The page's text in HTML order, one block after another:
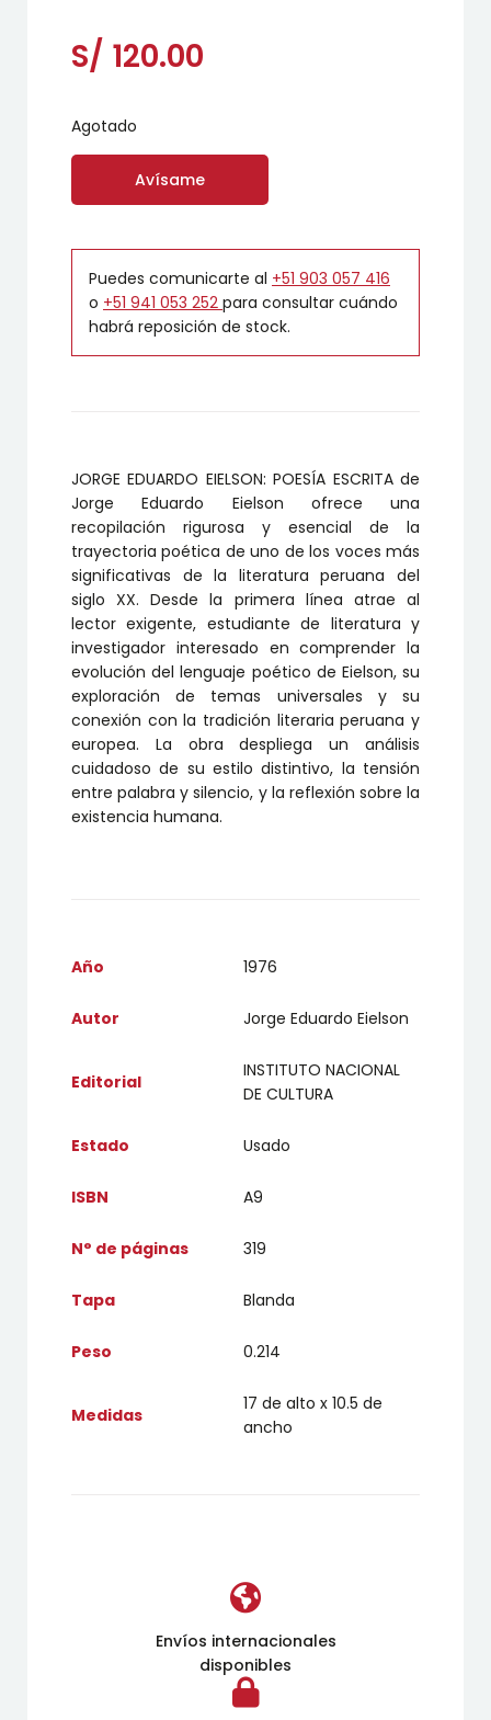
S/ 120.00
Agotado
Avísame
Puedes comunicarte al +51 903 057 416
o +51 941 053 252 para consultar cuándo
habrá reposición de stock.
JORGE EDUARDO EIELSON: POESÍA ESCRITA de
Jorge Eduardo Eielson ofrece una
recopilación rigurosa y esencial de la
trayectoria poética de uno de los voces más
significativas de la literatura peruana del
siglo XX. Desde la primera línea atrae al
lector exigente, estudiante de literatura y
investigador interesado en comprender la
evolución del lenguaje poético de Eielson, su
exploración de temas universales y su
conexión con la tradición literaria peruana y
europea. La obra despliega un análisis
cuidadoso de su estilo distintivo, la tensión
entre palabra y silencio, y la reflexión sobre la
existencia humana.
Año 1976
Autor Jorge Eduardo Eielson
Editorial
INSTITUTO NACIONAL
DE CULTURA
Estado Usado
ISBN A9
N° de páginas 319
Tapa Blanda
Peso 0.214
Medidas
17 de alto x 10.5 de
ancho
Envíos internacionales
disponibles